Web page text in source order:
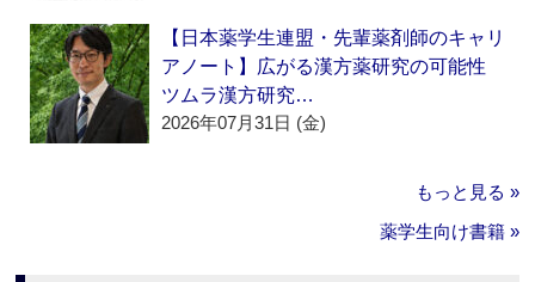
【日本薬学生連盟・先輩薬剤師のキャリ
アノート】広がる漢方薬研究の可能性
ツムラ漢方研究…
2026年07月31日 (金)
もっと見る »
薬学生向け書籍 »